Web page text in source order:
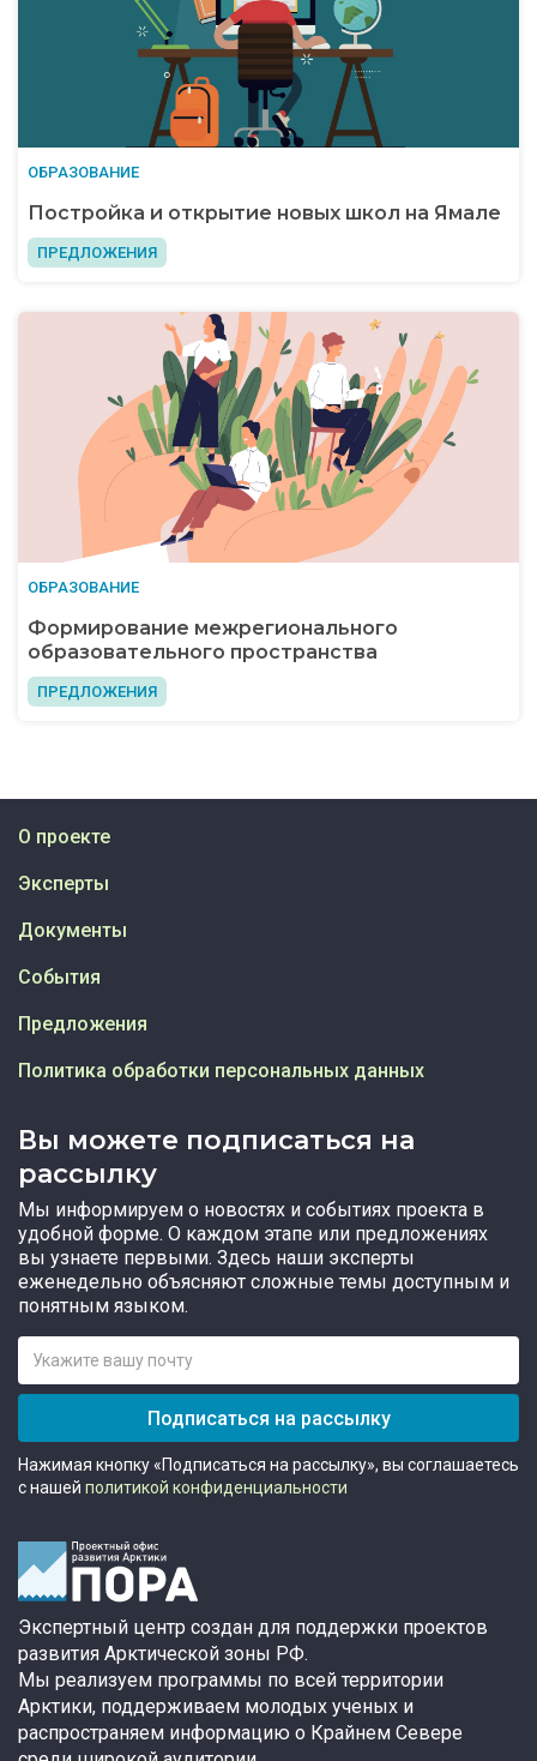
ОБРАЗОВАНИЕ
Постройка и открытие новых школ на Ямале
ПРЕДЛОЖЕНИЯ
ОБРАЗОВАНИЕ
Формирование межрегионального
образовательного пространства
ПРЕДЛОЖЕНИЯ
Вы можете подписаться на
рассылку
Мы информируем о новостях и событиях проекта в
удобной форме. О каждом этапе или предложениях
вы узнаете первыми. Здесь наши эксперты
еженедельно объясняют сложные темы доступным и
понятным языком.
Подписаться на рассылку
Нажимая кнопку «Подписаться на рассылку», вы соглашаетесь
с нашей политикой конфиденциальности
О проекте
Эксперты
Документы
События
Предложения
Политика обработки персональных данных
Экспертный центр создан для поддержки проектов
развития Арктической зоны РФ.
Мы реализуем программы по всей территории
Арктики, поддерживаем молодых ученых и
распространяем информацию о Крайнем Севере